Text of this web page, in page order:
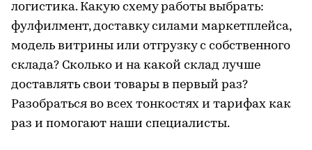
логистика. Какую схему работы выбрать:
фулфилмент, доставку силами маркетплейса,
модель витрины или отгрузку с собственного
склада? Сколько и на какой склад лучше
доставлять свои товары в первый раз?
Разобраться во всех тонкостях и тарифах как
раз и помогают наши специалисты.